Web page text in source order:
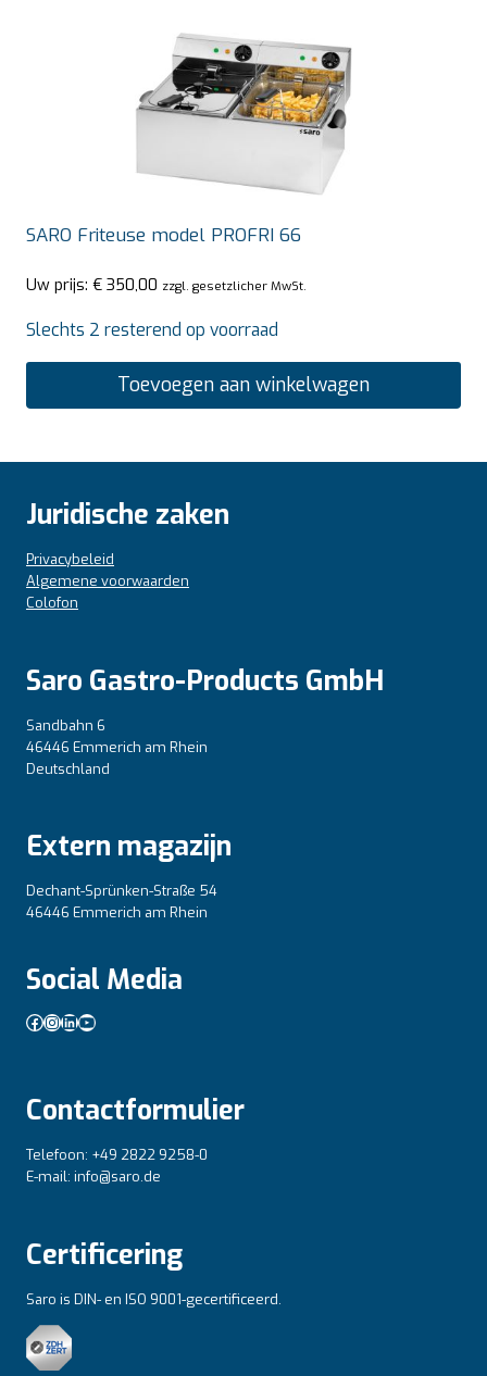
SARO Friteuse model PROFRI 66
Uw prijs: € 350,00 zzgl. gesetzlicher MwSt.
Slechts 2 resterend op voorraad
Toevoegen aan winkelwagen
Juridische zaken
Privacybeleid
Algemene voorwaarden
Colofon
Saro Gastro-Products GmbH
Sandbahn 6
46446 Emmerich am Rhein
Deutschland
Extern magazijn
Dechant-Sprünken-Straße 54
46446 Emmerich am Rhein
Social Media
Facebook
Instagram
LinkedIn
YouTube
Contactformulier
Telefoon: +49 2822 9258-0
E-mail: info@saro.de
Certificering
Saro is DIN- en ISO 9001-gecertificeerd.